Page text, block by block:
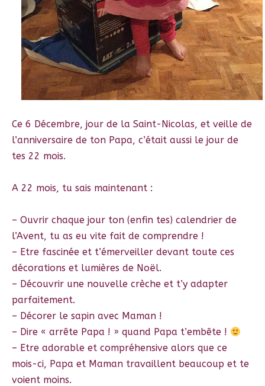
Ce 6 Décembre, jour de la Saint-Nicolas, et veille de
l’anniversaire de ton Papa, c’était aussi le jour de
tes 22 mois.
A 22 mois, tu sais maintenant :
– Ouvrir chaque jour ton (enfin tes) calendrier de
l’Avent, tu as eu vite fait de comprendre !
– Etre fascinée et t’émerveiller devant toute ces
décorations et lumières de Noël.
– Découvrir une nouvelle crèche et t’y adapter
parfaitement.
– Décorer le sapin avec Maman !
– Dire « arrête Papa ! » quand Papa t’embête !
– Etre adorable et compréhensive alors que ce
mois-ci, Papa et Maman travaillent beaucoup et te
voient moins.